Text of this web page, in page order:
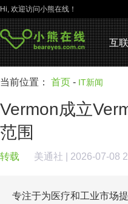
Hi, 欢迎访问小熊在线！
互
当前位置： 首页 - IT新闻
Vermon成立
范围
转载 美通社 | 2026-07-08
专注于为医疗和工业市场